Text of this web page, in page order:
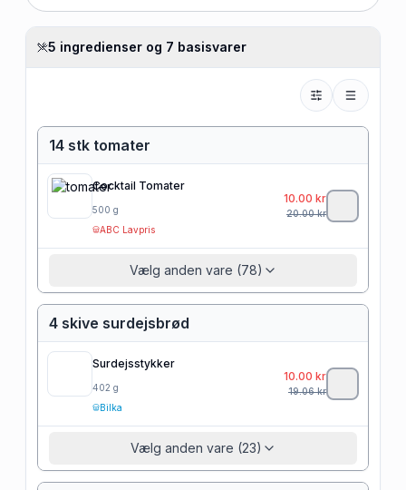
5 ingredienser og 7 basisvarer
14 stk tomater
Cocktail Tomater
500 g
ABC Lavpris
10.00 kr
20.00kr
Vælg anden vare (78)
4 skive surdejsbrød
Surdejsstykker
402 g
Bilka
10.00 kr
19.06kr
Vælg anden vare (23)